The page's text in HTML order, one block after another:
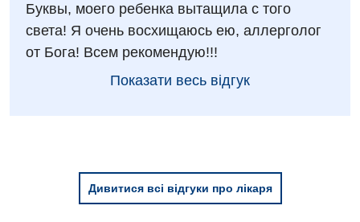
Дитяча гінекологія
Дитяча ендокринологія
Дитяча ортопедія і травматологія
Буквы, моего ребенка вытащила с того
света! Я очень восхищаюсь ею, аллерголог
от Бога! Всем рекомендую!!!
Показати весь відгук
Дивитися всі відгуки про лікаря